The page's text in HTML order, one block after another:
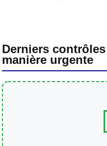
Derniers
manière urgente